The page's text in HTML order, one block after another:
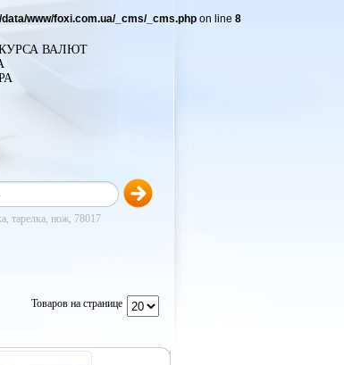
www/foxi.com.ua/_cms/_cms.php on line 8
ВАЛЮТ
тарелка, нож, 78017
Товаров на странице